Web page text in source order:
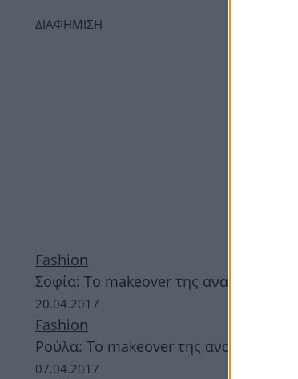
ΔΙΑΦΗΜΙΣΗ
Fashion
Σοφία: Το makeover της αναγνώστριας!
20.04.2017
Fashion
Ρούλα: Το makeover της αναγνώστριας!
07.04.2017